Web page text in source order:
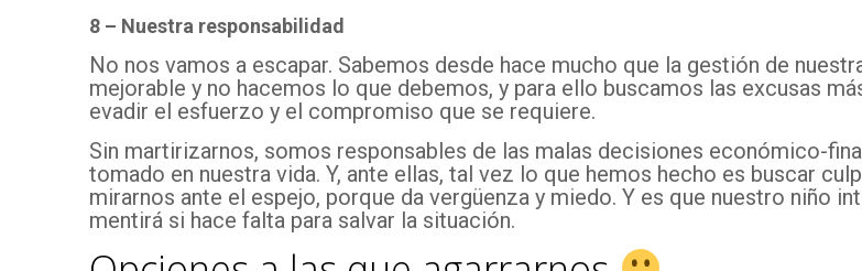
8 – Nuestra responsabilidad
No nos vamos a escapar. Sabemos desde hace mucho que la gestión de
mejorable y no hacemos lo que debemos, y para ello buscamos las excusas
evadir el esfuerzo y el compromiso que se requiere.
Sin martirizarnos, somos responsables de las malas decisiones económico-
tomado en nuestra vida. Y, ante ellas, tal vez lo que hemos hecho es buscar
mirarnos ante el espejo, porque da vergüenza y miedo. Y es que nuestro niño
mentirá si hace falta para salvar la situación.